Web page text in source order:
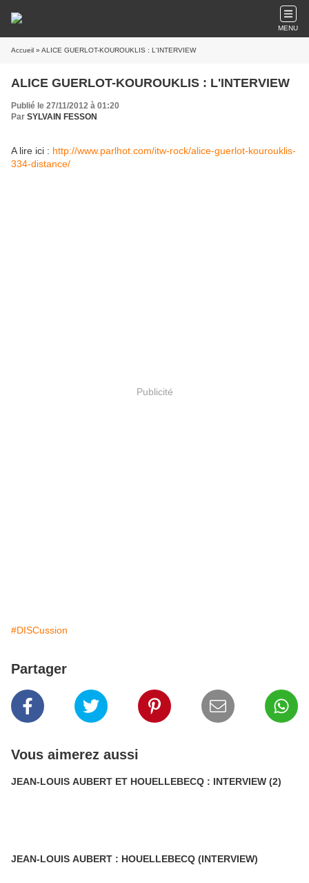
MENU
Accueil » ALICE GUERLOT-KOUROUKLIS : L'INTERVIEW
ALICE GUERLOT-KOUROUKLIS : L'INTERVIEW
Publié le 27/11/2012 à 01:20
Par SYLVAIN FESSON
A lire ici : http://www.parlhot.com/itw-rock/alice-guerlot-kourouklis-
334-distance/
Publicité
#DISCussion
Partager
Vous aimerez aussi
JEAN-LOUIS AUBERT ET HOUELLEBECQ : INTERVIEW (2)
JEAN-LOUIS AUBERT : HOUELLEBECQ (INTERVIEW)